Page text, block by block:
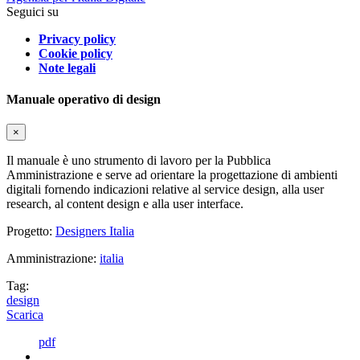
Seguici su
Privacy policy
Cookie policy
Note legali
Manuale operativo di design
×
Il manuale è uno strumento di lavoro per la Pubblica
Amministrazione e serve ad orientare la progettazione di ambienti
digitali fornendo indicazioni relative al service design, alla user
research, al content design e alla user interface.
Progetto: Designers Italia
Amministrazione: italia
Tag:
design
Scarica
pdf